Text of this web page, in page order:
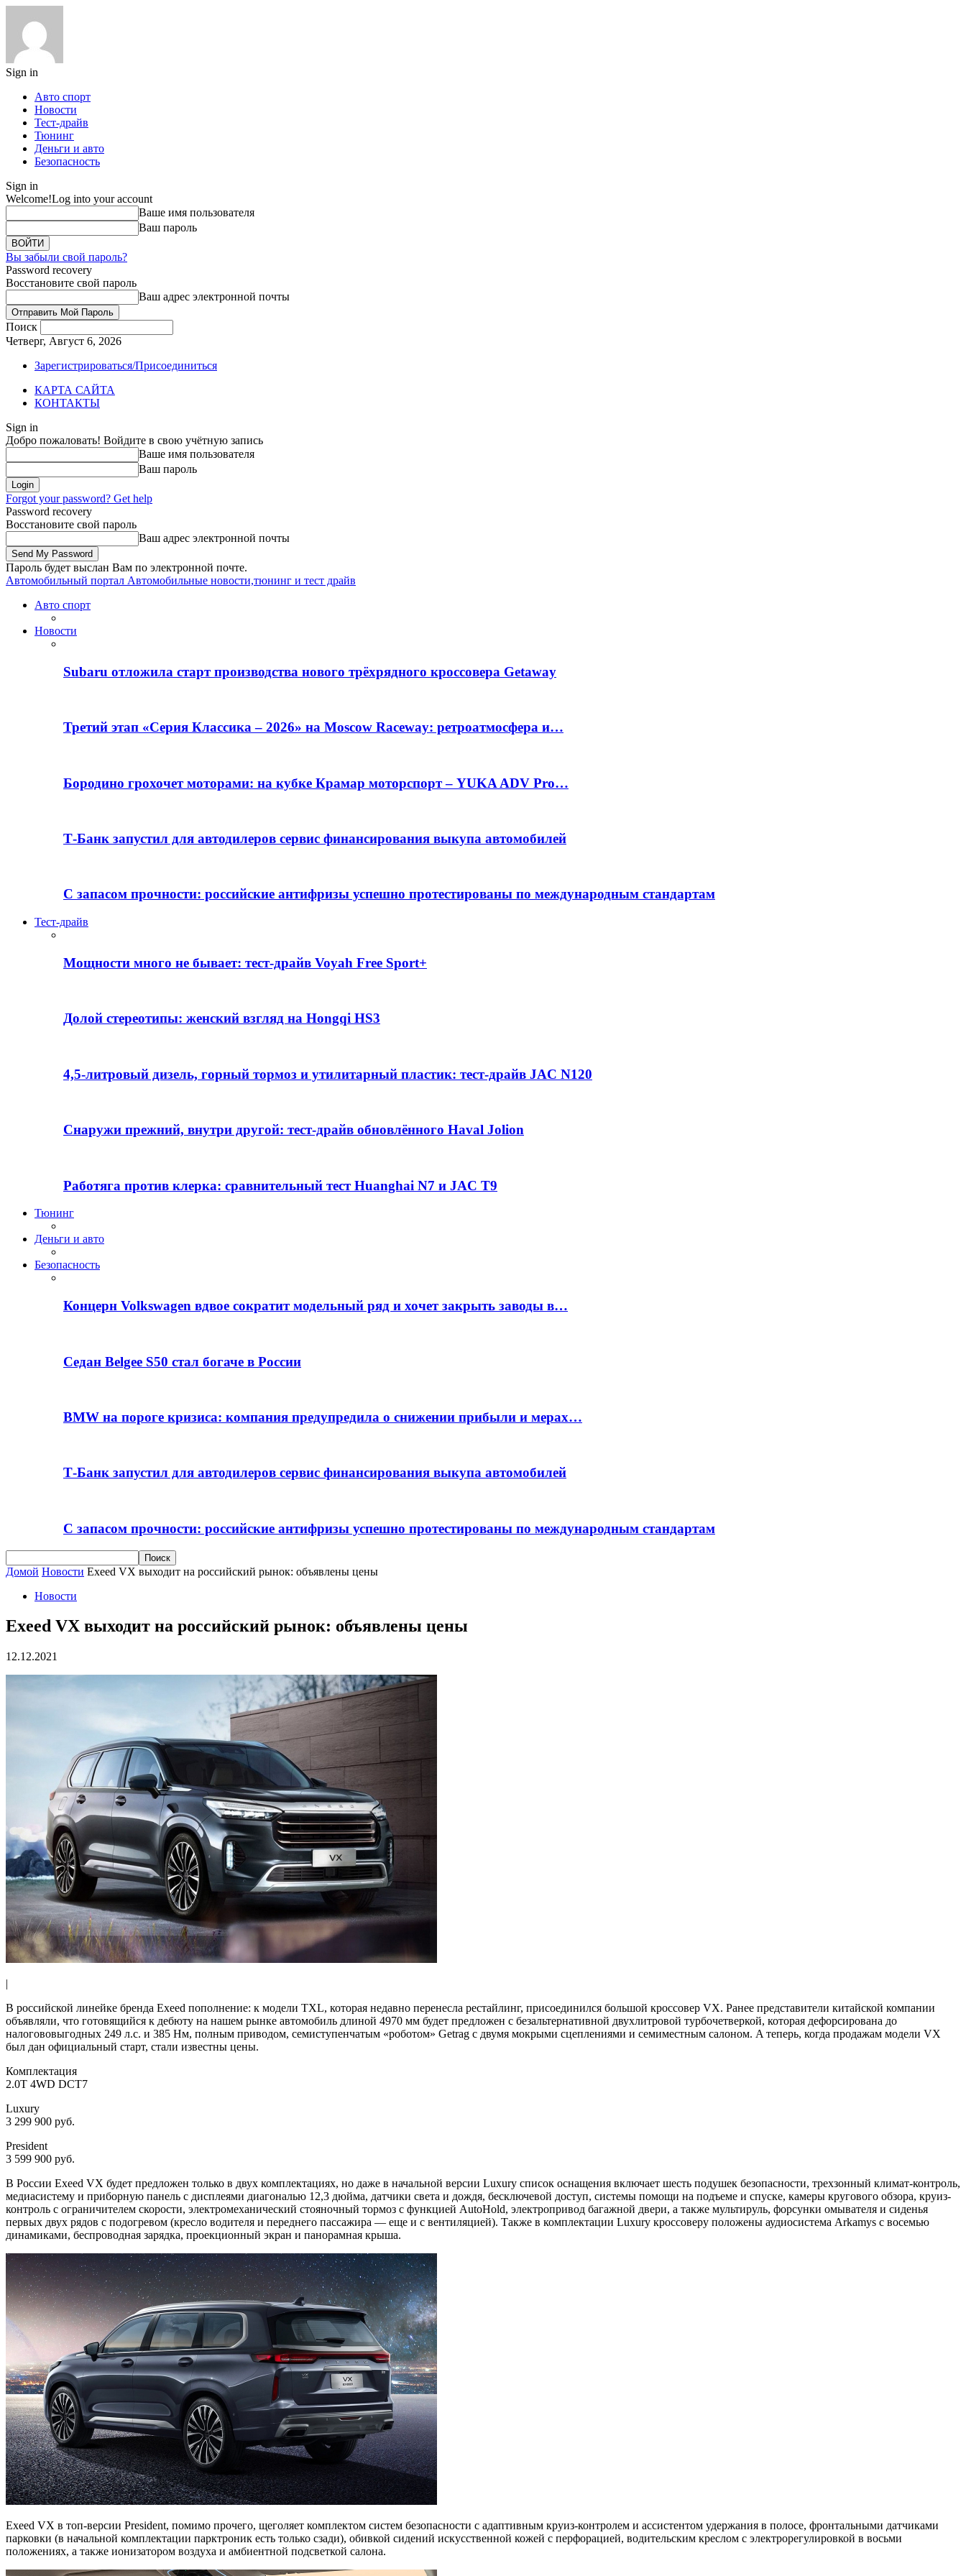
Sign in
Авто спорт
Новости
Тест-драйв
Тюнинг
Деньги и авто
Безопасность
Sign in
Welcome!Log into your account
Ваше имя пользователя
Ваш пароль
Вы забыли свой пароль?
Password recovery
Восстановите свой пароль
Ваш адрес электронной почты
Поиск
Четверг, Август 6, 2026
Зарегистрироваться/Присоединиться
КАРТА САЙТА
КОНТАКТЫ
Sign in
Добро пожаловать! Войдите в свою учётную запись
Ваше имя пользователя
Ваш пароль
Forgot your password? Get help
Password recovery
Восстановите свой пароль
Ваш адрес электронной почты
Пароль будет выслан Вам по электронной почте.
Автомобильный портал Автомобильные новости,тюнинг и тест драйв
Авто спорт
Новости
Subaru отложила старт производства нового трёхрядного кроссовера Getaway
Третий этап «Серия Классика – 2026» на Moscow Raceway: ретроатмосфера и…
Бородино грохочет моторами: на кубке Крамар моторспорт – YUKA ADV Pro…
Т-Банк запустил для автодилеров сервис финансирования выкупа автомобилей
С запасом прочности: российские антифризы успешно протестированы по международным стандартам
Тест-драйв
Мощности много не бывает: тест-драйв Voyah Free Sport+
Долой стереотипы: женский взгляд на Hongqi HS3
4,5-литровый дизель, горный тормоз и утилитарный пластик: тест-драйв JAC N120
Снаружи прежний, внутри другой: тест-драйв обновлённого Haval Jolion
Работяга против клерка: сравнительный тест Huanghai N7 и JAC T9
Тюнинг
Деньги и авто
Безопасность
Концерн Volkswagen вдвое сократит модельный ряд и хочет закрыть заводы в…
Седан Belgee S50 стал богаче в России
BMW на пороге кризиса: компания предупредила о снижении прибыли и мерах…
Т-Банк запустил для автодилеров сервис финансирования выкупа автомобилей
С запасом прочности: российские антифризы успешно протестированы по международным стандартам
Домой Новости Exeed VX выходит на российский рынок: объявлены цены
Новости
Exeed VX выходит на российский рынок: объявлены цены
12.12.2021
|
В российской линейке бренда Exeed пополнение: к модели TXL, которая недавно перенесла рестайлинг, присоединился большой кроссовер VX. Ранее представители китайской компании
объявляли, что готовящийся к дебюту на нашем рынке автомобиль длиной 4970 мм будет предложен с безальтернативной двухлитровой турбочетверкой, которая дефорсирована до
налогововыгодных 249 л.с. и 385 Нм, полным приводом, семиступенчатым «роботом» Getrag с двумя мокрыми сцеплениями и семиместным салоном. A теперь, когда продажам модели VX
был дан официальный старт, стали известны цены.
Комплектация
2.0T 4WD DCT7
Luxury
3 299 900 руб.
President
3 599 900 руб.
В России Exeed VX будет предложен только в двух комплектациях, но даже в начальной версии Luxury список оснащения включает шесть подушек безопасности, трехзонный климат-контроль,
медиасистему и приборную панель с дисплеями диагональю 12,3 дюйма, датчики света и дождя, бесключевой доступ, системы помощи на подъеме и спуске, камеры кругового обзора, круиз-
контроль с ограничителем скорости, электромеханический стояночный тормоз с функцией AutoHold, электропривод багажной двери, а также мультируль, форсунки омывателя и сиденья
первых двух рядов с подогревом (кресло водителя и переднего пассажира — еще и с вентиляцией). Также в комплектации Luxury кроссоверу положены аудиосистема Arkamys с восемью
динамиками, беспроводная зарядка, проекционный экран и панорамная крыша.
Exeed VX в топ-версии President, помимо прочего, щеголяет комплектом систем безопасности с адаптивным круиз-контролем и ассистентом удержания в полосе, фронтальными датчиками
парковки (в начальной комплектации парктроник есть только сзади), обивкой сидений искусственной кожей с перфорацией, водительским креслом с электрорегулировкой в восьми
положениях, а также ионизатором воздуха и амбиентной подсветкой салона.